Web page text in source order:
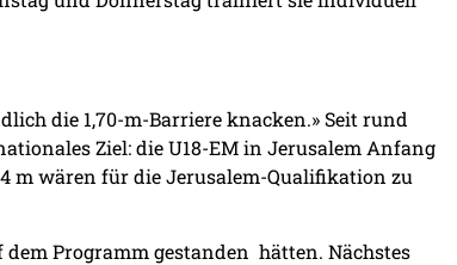
die 1,70-m-Barriere knacken.» Seit rund
Ziel: die U18-EM in Jerusalem Anfang
m wären für die Jerusalem-Qualifikation zu
Programm gestanden hätten. Nächstes